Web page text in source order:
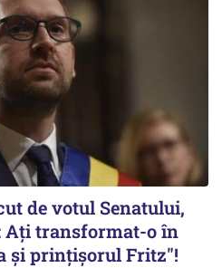
de votul Senatului,
Ați transformat-o în
şi prinţişorul Fritz"!